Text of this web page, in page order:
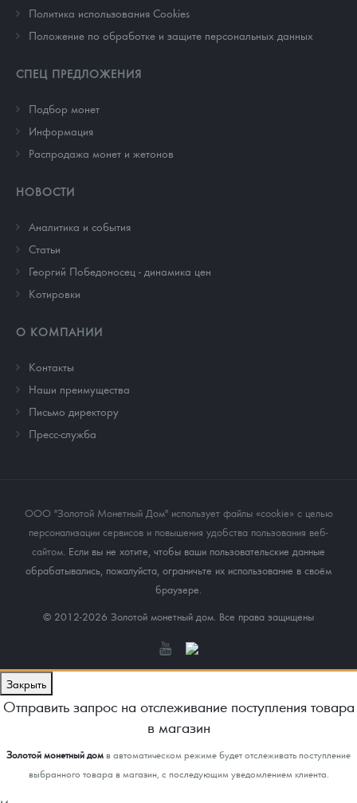
Политика использования Cookies
Положение по обработке и защите персональных данных
СПЕЦ ПРЕДЛОЖЕНИЯ
Подбор монет
Информация
Распродажа монет и жетонов
НОВОСТИ
Аналитика и события
Cтатьи
Георгий Победоносец - динамика цен
Котировки
О КОМПАНИИ
Контакты
Наши преимущества
Письмо директору
Пресс-служба
ООО "Золотой Монетный Дом" использует файлы «cookie» с целью
персонализации сервисов и повышения удобства пользования веб-
сайтом. Если вы не хотите, чтобы ваши пользовательские данные
обрабатывались, пожалуйста, ограничьте их использование в своём
браузере.
© 2012-2026 Золотой монетный дом. Все права защищены
Закрыть
Отправить запрос на отслеживание поступления товара
в магазин
Золотой монетный домв автоматическом режиме будет отслеживать поступление
выбранного товара в магазин, с последующим уведомлением клиента.